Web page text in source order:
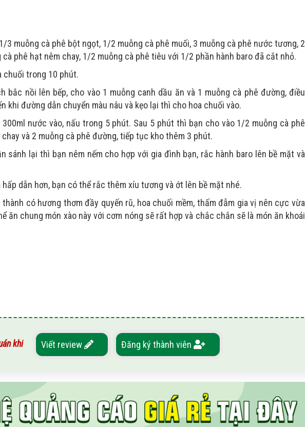
3 muỗng cà phê bột ngọt, 1/2 muỗng cà phê muối, 3 muỗng cà phê nước tương, 2
phê hạt nêm chay, 1/2 muỗng cà phê tiêu với 1/2 phần hành baro đã cắt nhỏ.
chuối trong 10 phút.
bắc nồi lên bếp, cho vào 1 muỗng canh dầu ăn và 1 muỗng cà phê đường, điều
khi đường dẫn chuyển màu nâu và kẹo lại thì cho hoa chuối vào.
nước vào, nấu trong 5 phút. Sau 5 phút thì bạn cho vào 1/2 muỗng cà phê
và 2 muỗng cà phê đường, tiếp tục kho thêm 3 phút.
sánh lại thì bạn nêm nếm cho hợp với gia đình bạn, rắc hành baro lên bề mặt và
dẫn hơn, bạn có thể rắc thêm xíu tương và ớt lên bề mặt nhé.
thành có hương thơm đầy quyến rũ, hoa chuối mềm, thấm đẫm gia vị nên cực vừa
ăn chung món xào này với cơm nóng sẽ rất hợp và chắc chắn sẽ là món ăn khoái
khi Viết review Đăng ký thành viên